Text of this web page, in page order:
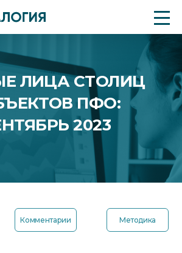
ЛИЦА СТОЛИЦ
ПФО:
2023
Комментарии Методика